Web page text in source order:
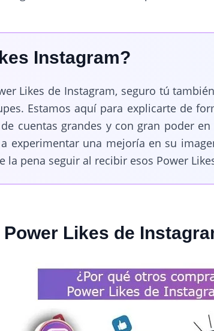
Instagram?
Likes de Instagram, seguro tú
Estamos aquí para explicarte de
cuentas grandes y con gran poder
experimentar una mejoría en su
pena seguir al recibir esos Power
Likes de